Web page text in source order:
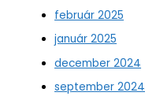
február 2025
január 2025
december 2024
september 2024